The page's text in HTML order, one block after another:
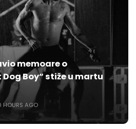
memoare o
Boy“ stiže u martu
HOURS AGO